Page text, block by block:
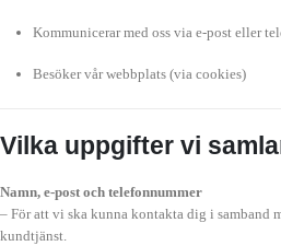
Kommunicerar med oss via e-post eller
Besöker vår webbplats (via cookies)
Vilka uppgifter vi
Namn, e-post och telefonnummer
– För att vi ska kunna kontakta dig i samband
kundtjänst.